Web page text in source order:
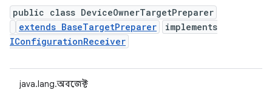
public class DeviceOwnerTargetPreparer
extends BaseTargetPreparer
implements
IConfigurationReceiver
java.lang.অবজেক্ট